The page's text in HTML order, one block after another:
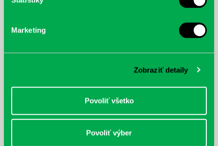
Marketing
Zobraziť detaily
Povoliť všetko
Povoliť výber
McGrath, Andy: Tadej Pogačar:
nezastaviteľný
Bárdy, Peter: Radičová